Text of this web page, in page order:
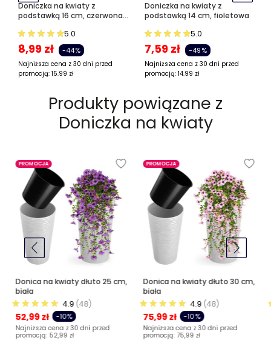
Doniczka na kwiaty z
podstawką 16 cm, czerwona
5.0
8,99 zł -44%
Najniższa cena z 30 dni przed
promocją: 15.99 zł
Doniczka na kwiaty z
podstawką 14 cm, fioletowa
5.0
7,59 zł -49%
Najniższa cena z 30 dni przed
promocją: 14.99 zł
Produkty powiązane z
Doniczka na kwiaty
PROMOCJA
Donica na kwiaty dłuto 25 cm,
biała
4.9 (48)
52,99 zł -10%
Najniższa cena z 30 dni przed
promocją: 52,99 zł
PROMOCJA
Donica na kwiaty dłuto 30 cm,
biała
4.9 (48)
75,99 zł -10%
Najniższa cena z 30 dni przed
promocją: 75,99 zł